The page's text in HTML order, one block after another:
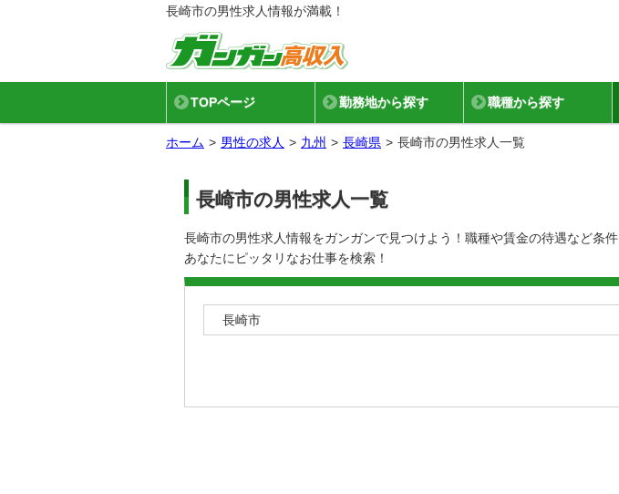
長崎市の男性求人情報が満載！
TOPページ 勤務地から探す 職種から探す
ホーム 男性の求人 九州 長崎県 長崎市の男性求人一覧
長崎市の男性求人一覧
長崎市の男性求人情報をガンガンで見つけよう！職種や賃金の待遇など条
あなたにピッタリなお仕事を検索！
長崎市